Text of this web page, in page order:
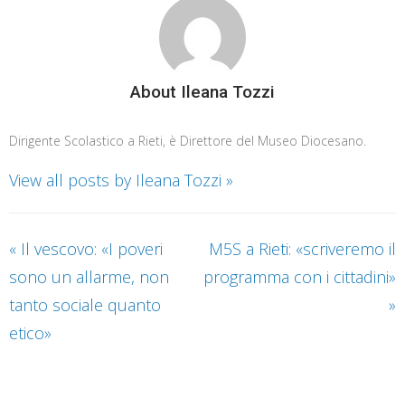
About Ileana Tozzi
Dirigente Scolastico a Rieti, è Direttore del Museo Diocesano.
View all posts by Ileana Tozzi »
« Il vescovo: «I poveri
sono un allarme, non
tanto sociale quanto
etico»
M5S a Rieti: «scriveremo il
programma con i cittadini»
»